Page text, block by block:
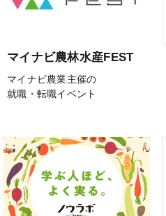
マイナビ農林水産FEST
マイナビ農業主催の
就職・転職イベント